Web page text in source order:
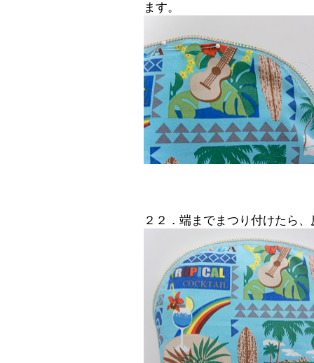
ます。
２２．端までまつり付けたら